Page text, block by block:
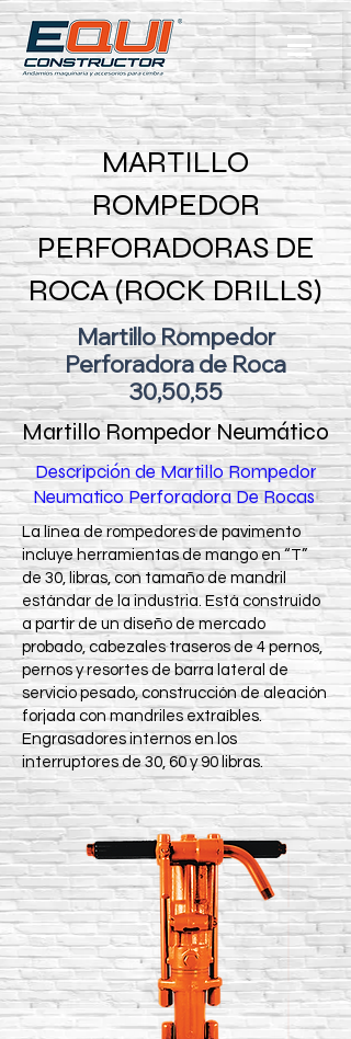
MARTILLO
ROMPEDOR
PERFORADORAS DE
ROCA (ROCK DRILLS)
Martillo Rompedor
Perforadora de Roca
30,50,55
Martillo Rompedor Neumático
Descripción de Martillo Rompedor
Neumatico Perforadora De Rocas
La línea de rompedores de pavimento
incluye herramientas de mango en “T”
de 30, libras, con tamaño de mandril
estándar de la industria. Está construido
a partir de un diseño de mercado
probado, cabezales traseros de 4 pernos,
pernos y resortes de barra lateral de
servicio pesado, construcción de aleación
forjada con mandriles extraíbles.
Engrasadores internos en los
interruptores de 30, 60 y 90 libras.